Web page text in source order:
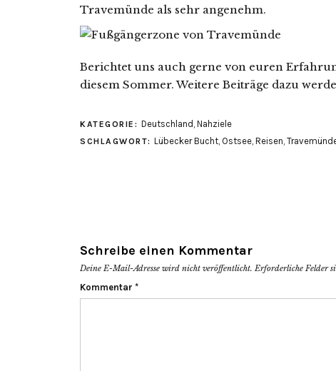
Travemünde als sehr angenehm.
Berichtet uns auch gerne von euren
diesem Sommer. Weitere Beiträge dazu
KATEGORIE: Deutschland , Nahziele
SCHLAGWORT: Lübecker Bucht, Ostsee, Reisen,
Schreibe einen Kommentar
Deine E-Mail-Adresse wird nicht veröffentlicht. Erforderliche Felder
Kommentar *